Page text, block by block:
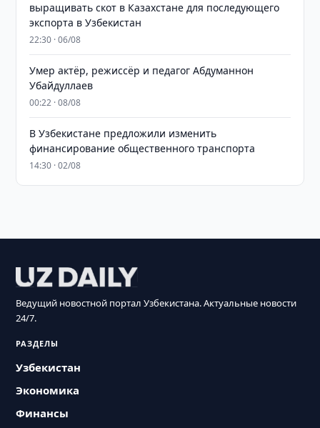
выращивать скот в Казахстане для последующего
экспорта в Узбекистан
22:30 · 06/08
Умер актёр, режиссёр и педагог Абдуманнон
Убайдуллаев
00:22 · 08/08
В Узбекистане предложили изменить
финансирование общественного транспорта
14:30 · 02/08
Ведущий новостной портал Узбекистана. Актуальные новости
24/7.
РАЗДЕЛЫ
Узбекистан
Экономика
Финансы